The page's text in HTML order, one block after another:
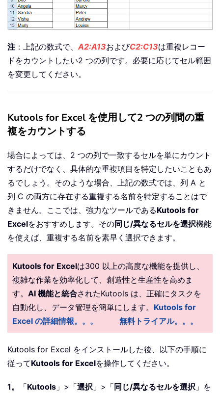
注 ：上記の数式で、 A2:A13およびC2:C13は重複レコー
ドをカウントしたい2 つの列です。必要に応じてセル範囲
を変更してください。
Kutools for Excel を使用して2 つの列間の重
複をカウントする
場合によっては、2 つの列で一致するセルを単にカウント
するだけでなく、具体的な重複項目を特定したいこともあ
るでしょう。そのような場合、上記の数式では、列 A と
列 C の両方に存在する重複する名前を特定することはで
きません。ここでは、強力なツールであるKutools for
Excelをおすすめします。その同じ/異なるセルを選択機能
を使えば、重複する名前を素早く選択できます。
Kutools for Excelは300 以上の高度な機能を提供し、
複雑な作業を効率化して、創造性と生産性を高めま
す。 AI 機能と統合されたKutools は、正確にタスクを
自動化し、データ管理を簡単にします。 Kutools for
Excel の詳細情報。。。
無料トライアル。。。
Kutools for Excel をインストールした後、以下の手順に
従ってKutools for Excelを操作してください。
1。 「Kutools 」>「選択 」>「 同じ/異なるセルを選択 」を